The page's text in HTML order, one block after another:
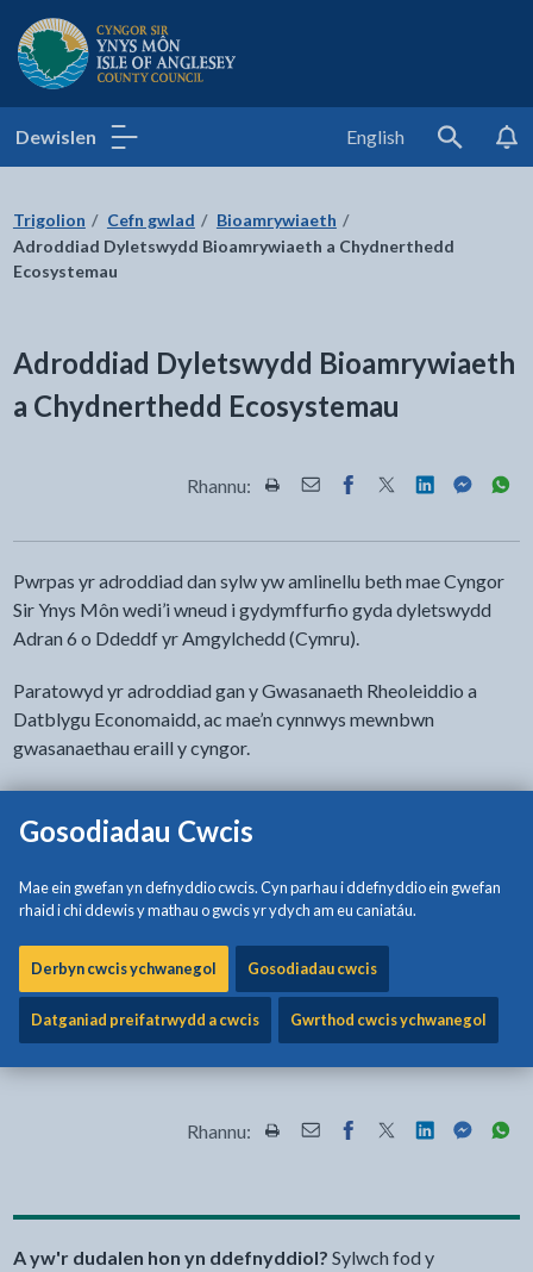
Gosodiadau Cwcis
Mae ein gwefan yn defnyddio cwcis. Cyn parhau i ddefnyddio ein gwefan
rhaid i chi ddewis y mathau o gwcis yr ydych am eu caniatáu.
Derbyn cwcis ychwanegol Gosodiadau cwcis
Datganiad preifatrwydd a cwcis Gwrthod cwcis ychwanegol
Cyngor Sir Ynys Môn
Dewislen English
Search
Trigolion Cefn gwlad
Bioamrywiaeth
Adroddiad Dyletswydd Bioamrywiaeth a Chydnerthedd
Ecosystemau
Adroddiad Dyletswydd Bioamrywiaeth
a Chydnerthedd Ecosystemau
Rhannu: Rhannwch y dudalen hon wrth
Rhannwch y dudalen hon
Rhannwch y dudalen
Rhannwch y
Rhannwch y
Pwrpas yr adroddiad dan sylw yw amlinellu beth mae Cyngor
Sir Ynys Môn wedi’i wneud i gydymffurfio gyda dyletswydd
Adran 6 o Ddeddf yr Amgylchedd (Cymru).
Paratowyd yr adroddiad gan y Gwasanaeth Rheoleiddio a
Datblygu Economaidd, ac mae’n cynnwys mewnbwn
gwasanaethau eraill y cyngor.
Hygyrchedd y ddogfen- cliciwch i weld opsiynau
Lawrlwytho:
Adroddiad Dyletswydd Bioamrywiaeth a
Chydnerthedd Ecosystemau 2024
[1.75MB | PDF]
Rhannu: Rhannwch y dudalen hon wrth
Rhannwch y dudalen hon
Rhannwch y dudalen
Rhannwch y
Rhannwch y
A yw'r dudalen hon yn ddefnyddiol? Sylwch fod y